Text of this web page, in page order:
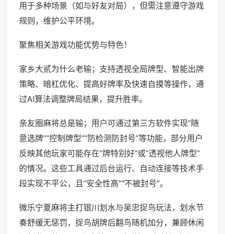
用于多种场景（如与好友对局），但需注意遵守游戏
规则，维护公平环境。
聚焦相关游戏功能优势与特色！
家乡大贰为什么老输；支持透视全局牌型、智能出牌
策略、暗杠优化、提高好牌率及快速自摸等操作，通
过AI算法调整牌局结果，提升胜率。
亲友圈麻将总是输；用户可通过第三方软件实现“随
意选牌”“控制牌型”“防检测防封号”等功能，部分用户
反映其他玩家可能存在“牌特别好”或“透视他人牌型”
的情况。这些工具通过后台运行、自动连接等技术手
段实现不平公，且“安全性高”“不被封号”。
微乐宁夏麻将主打银川划水与吴忠捉鸟玩法，划水节
奏舒缓无惩罚，捉鸟胡牌后翻鸟随机加分，兼顾休闲